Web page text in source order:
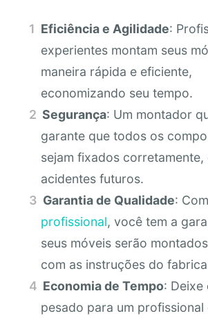
Eficiência e Agilidade:
experientes montam seus
maneira rápida e eficiente,
economizando seu tempo.
Segurança: Um montador
garante que todos os
sejam fixados corretamente,
acidentes futuros.
Garantia de Qualidade:
profissional, você tem a
seus móveis serão
com as instruções do
Economia de Tempo: Deixe
pesado para um profissional